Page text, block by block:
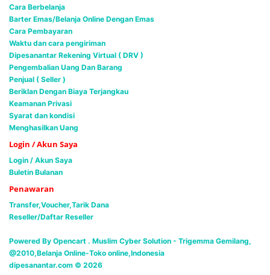
Cara Berbelanja
Barter Emas/Belanja Online Dengan Emas
Cara Pembayaran
Waktu dan cara pengiriman
Dipesanantar Rekening Virtual ( DRV )
Pengembalian Uang Dan Barang
Penjual ( Seller )
Beriklan Dengan Biaya Terjangkau
Keamanan Privasi
Syarat dan kondisi
Menghasilkan Uang
Login / Akun Saya
Login / Akun Saya
Buletin Bulanan
Penawaran
Transfer,Voucher,Tarik Dana
Reseller/Daftar Reseller
Powered By Opencart . Muslim Cyber Solution - Trigemma Gemilang,
@2010,Belanja Online-Toko online,Indonesia
dipesanantar.com © 2026